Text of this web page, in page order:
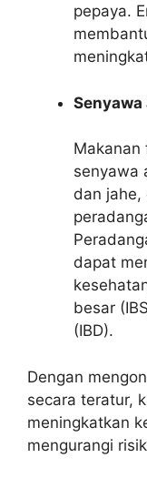
pepaya.
Makanan
senyawa
dan jahe,
dapat
besar
(IBD).
Dengan
secara teratur,
meningkatkan
mengurangi